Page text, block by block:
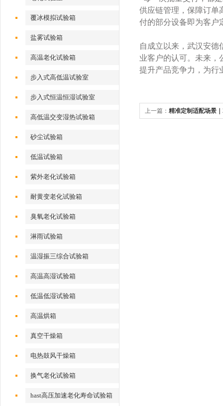
覆冰模拟试验箱
盐雾试验箱
高温老化试验箱
步入式高低温试验室
步入式恒温恒湿试验室
高低温交变湿热试验箱
砂尘试验箱
低温试验箱
紫外老化试验箱
耐黄变老化试验箱
臭氧老化试验箱
淋雨试验箱
温湿振三综合试验箱
高温高湿试验箱
低温低湿试验箱
高温烘箱
真空干燥箱
电热鼓风干燥箱
换气老化试验箱
hast高压加速老化寿命试验箱
供应链管理，保障订单
付的部分设备即为客户
自成立以来，武汉安
业客户的认可。未来，
提升产品竞争力，为行
上一篇： 精准定制适配场景